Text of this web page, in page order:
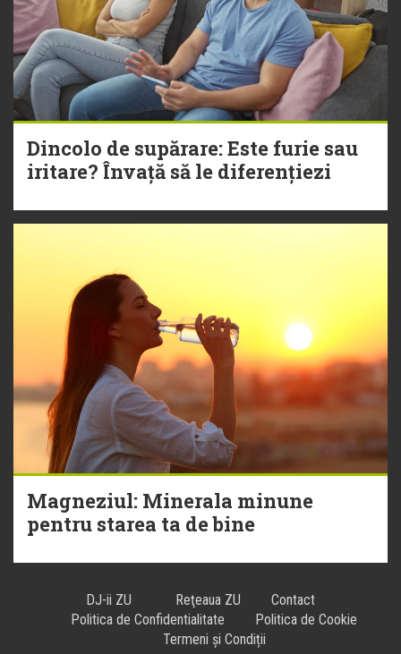
Dincolo de supărare: Este furie sau
iritare? Învață să le diferențiezi
Magneziul: Minerala minune
pentru starea ta de bine
DJ-ii ZU Reţeaua ZU
Contact
Politica de Confidentialitate
Politica de Cookie
Termeni și Condiții